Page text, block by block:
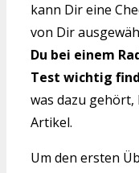
kann Dir eine
von Dir
Du bei einem
Test wichtig
was dazu
Artikel.
Um den ersten